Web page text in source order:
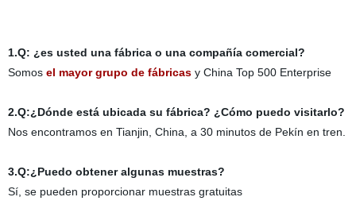
1.Q: ¿es usted una fábrica o una compañía comercial?
Somosel mayor grupo de fábricasy China Top 500 Enterprise
2.Q:¿Dónde está ubicada su fábrica? ¿Cómo puedo visitarlo?
Nos encontramos en Tianjin, China, a 30 minutos de Pekín en tren.
3.Q:¿Puedo obtener algunas muestras?
Sí, se pueden proporcionar muestras gratuitas